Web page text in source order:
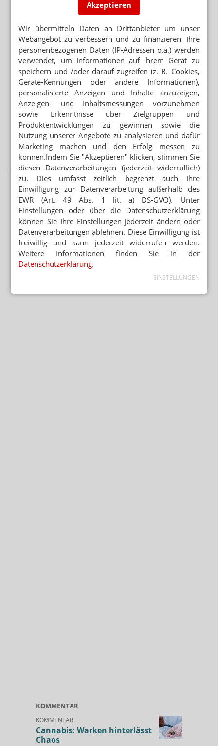
Akzeptieren
Wir übermitteln Daten an Drittanbieter um unser
Webangebot zu verbessern und zu finanzieren. Ihre
personenbezogenen Daten (IP-Adressen o.ä.) werden
verwendet, um Informationen auf Ihrem Gerät zu
speichern und /oder darauf zugreifen (z. B. Cookies,
Geräte-Kennungen oder andere Informationen),
personalisierte Anzeigen und Inhalte anzuzeigen,
Anzeigen- und Inhaltsmessungen vorzunehmen
sowie Erkenntnisse über Zielgruppen und
Produktentwicklungen zu gewinnen sowie die
Nutzung unserer Angebote zu analysieren und dafür
Marketing machen und den Erfolg messen zu
können.Indem Sie "Akzeptieren" klicken, stimmen Sie
diesen Datenverarbeitungen (jederzeit widerruflich)
zu. Dies umfasst zeitlich begrenzt auch Ihre
Einwilligung zur Datenverarbeitung außerhalb des
EWR (Art. 49 Abs. 1 lit. a) DS-GVO). Unter
Einstellungen oder über die Datenschutzerklärung
können Sie Ihre Einstellungen jederzeit ändern oder
Datenverarbeitungen ablehnen. Diese Einwilligung ist
freiwillig und kann jederzeit widerrufen werden.
Weitere Informationen finden Sie in der
Datenschutzerklärung.
EINSTELLUNGEN
Wegovy-Tablette ab September verfügbar
Mehr aus Ressort
SONNE STATT SUPPLEMENTE
Nicht alle Schwangeren brauchen Vitamin-D-Tabletten
APP FÜR BRUSTKREBSPATIENTINNEN
„Wie eine Ärztin in der Handtasche“
VORSICHT BEI SILYCHRISTIN ODER CHOLIN
Schilddrüse: DGE warnt vor NEM
KOMMENTAR
KOMMENTAR
Cannabis: Warken hinterlässt
Chaos